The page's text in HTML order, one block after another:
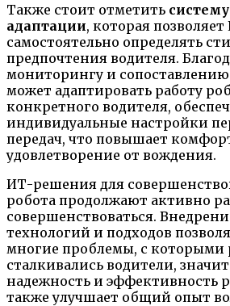
Также стоит отметить
адаптации, которая
самостоятельно определять
предпочтения водителя.
мониторингу и
может адаптировать работу
конкретного водителя,
индивидуальные настройки
передач, что повышает
удовлетворение от вождения.
ИТ-решения для
робота продолжают активно
совершенствоваться.
технологий и подходов
многие проблемы, с которыми
сталкивались водители,
надежность и эффективность
также улучшает общий опыт